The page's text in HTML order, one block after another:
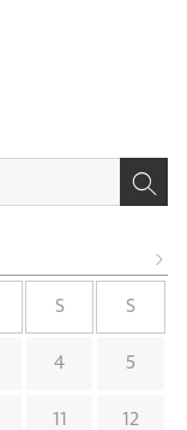
S S
4 5
11 12